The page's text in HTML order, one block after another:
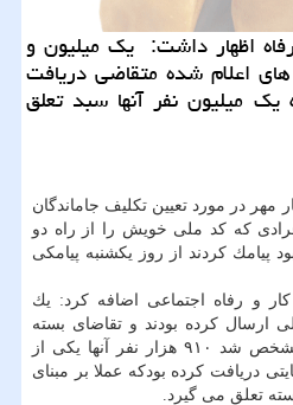
اظهار داشت: یك میلیون و
های اعلام شده متقاضی دریافت
میلیون نفر آنها سبد تعلق
مهر در مورد تعیین تكلیف جاماندگان
كه كد ملی خویش را از راه دو
پیامك كردند از روز یكشنبه پیامكی
و رفاه اجتماعی اضافه كرد: یك
كد ملی ارسال كرده بودند و تقاضای بسته
حمایتی دولت را داشتند كه مشخص شد ۹۱۰ هزار نفر آنها یكی از
دریافت كرده بودكه عملا بر مبنای
تعلق می گیرد.